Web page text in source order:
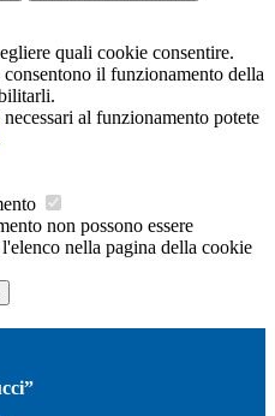
quali cookie consentire.
il funzionamento della
al funzionamento potete
non possono essere
nella pagina della cookie